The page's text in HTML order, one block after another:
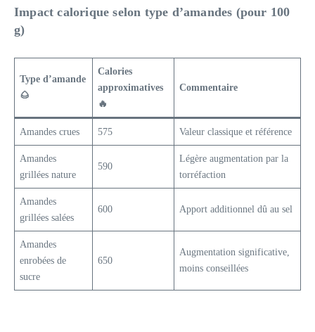
Impact calorique selon type d’amandes (pour 100
g)
Type d’amande
🌰
Calories
approximatives
🔥
Commentaire
Amandes crues 575 Valeur classique et référence
Amandes
grillées nature
590
Légère augmentation par la
torréfaction
Amandes
grillées salées
600 Apport additionnel dû au sel
Amandes
enrobées de
sucre
650
Augmentation significative,
moins conseillées